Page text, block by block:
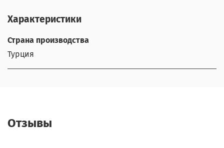
Характеристики
Страна производства
Турция
Отзывы